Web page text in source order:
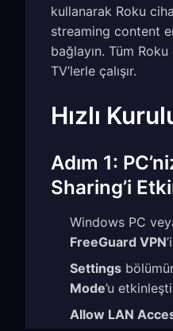
kullanarak Roku
streaming content
bağlayın. Tüm
TV’lerle çalışır.
Hızlı
Adım 1:
Sharing’i
Windows PC
FreeGuard VPN
Settings
Mode’u
Allow LAN